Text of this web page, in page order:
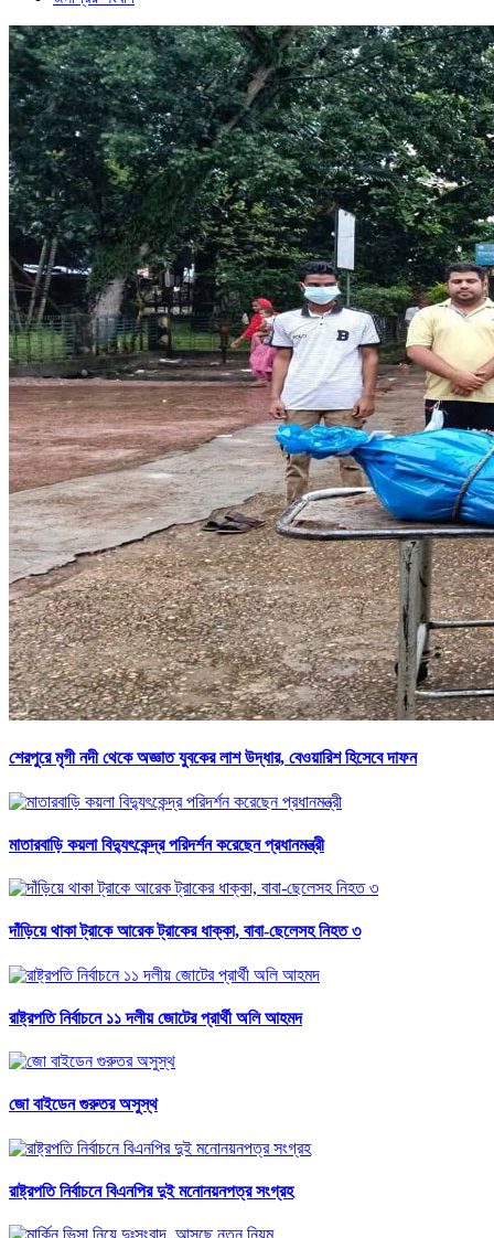
শেরপুরে মৃগী নদী থেকে অজ্ঞাত যুবকের লাশ উদ্ধার, বেওয়ারিশ হিসেবে দাফন
মাতারবাড়ি কয়লা বিদ্যুৎকেন্দ্র পরিদর্শন করেছেন প্রধানমন্ত্রী
দাঁড়িয়ে থাকা ট্রাকে আরেক ট্রাকের ধাক্কা, বাবা-ছেলেসহ নিহত ৩
রাষ্ট্রপতি নির্বাচনে ১১ দলীয় জোটের প্রার্থী অলি আহমদ
জো বাইডেন গুরুতর অসুস্থ
রাষ্ট্রপতি নির্বাচনে বিএনপির দুই মনোনয়নপত্র সংগ্রহ